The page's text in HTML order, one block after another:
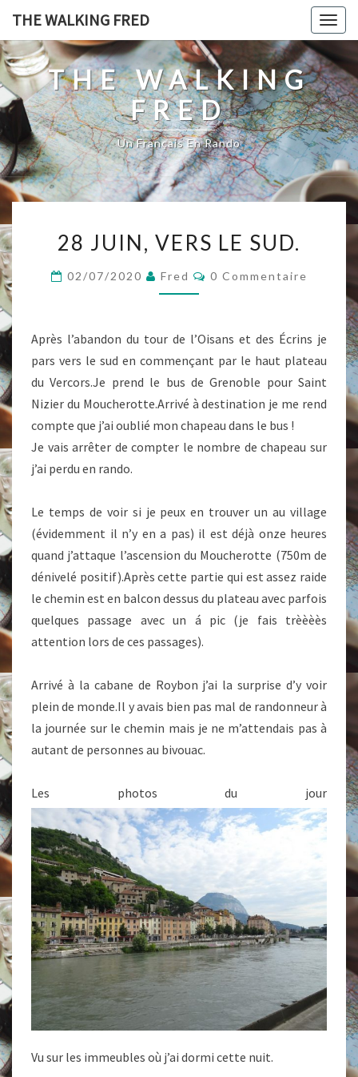
content
THE WALKING FRED
THE WALKING
FRED
Un Français En Rando
JUIN,
LE
28 JUIN, VERS LE SUD.
02/07/2020 Fred Commentaires
0 Commentaire
Après l’abandon du tour de l’Oisans et des Écrins je
pars vers le sud en commençant par le haut plateau
du Vercors.Je prend le bus de Grenoble pour Saint
Nizier du Moucherotte.Arrivé à destination je me rend
compte que j’ai oublié mon chapeau dans le bus !
Je vais arrêter de compter le nombre de chapeau sur
j’ai perdu en rando.
Le temps de voir si je peux en trouver un au village
(évidemment il n’y en a pas) il est déjà onze heures
quand j’attaque l’ascension du Moucherotte (750m de
dénivelé positif).Après cette partie qui est assez raide
le chemin est en balcon dessus du plateau avec parfois
quelques passage avec un á pic (je fais trèèèès
attention lors de ces passages).
Arrivé à la cabane de Roybon j’ai la surprise d’y voir
plein de monde.Il y avais bien pas mal de randonneur à
la journée sur le chemin mais je ne m’attendais pas à
autant de personnes au bivouac.
Les photos du jour
Vu sur les immeubles où j’ai dormi cette nuit.